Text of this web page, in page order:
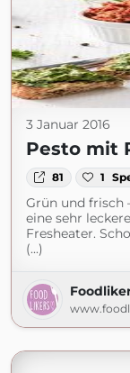
3 Januar 2016
Pesto mit
81 1
Grün und frisch
eine sehr
Fresheater.
(...)